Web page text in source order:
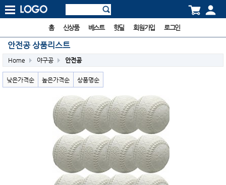
홈 신상품 베스트 핫딜 회원가입 로그인
안전공 상품리스트
Home 야구공 안전공
낮은가격순 높은가격순 상품명순